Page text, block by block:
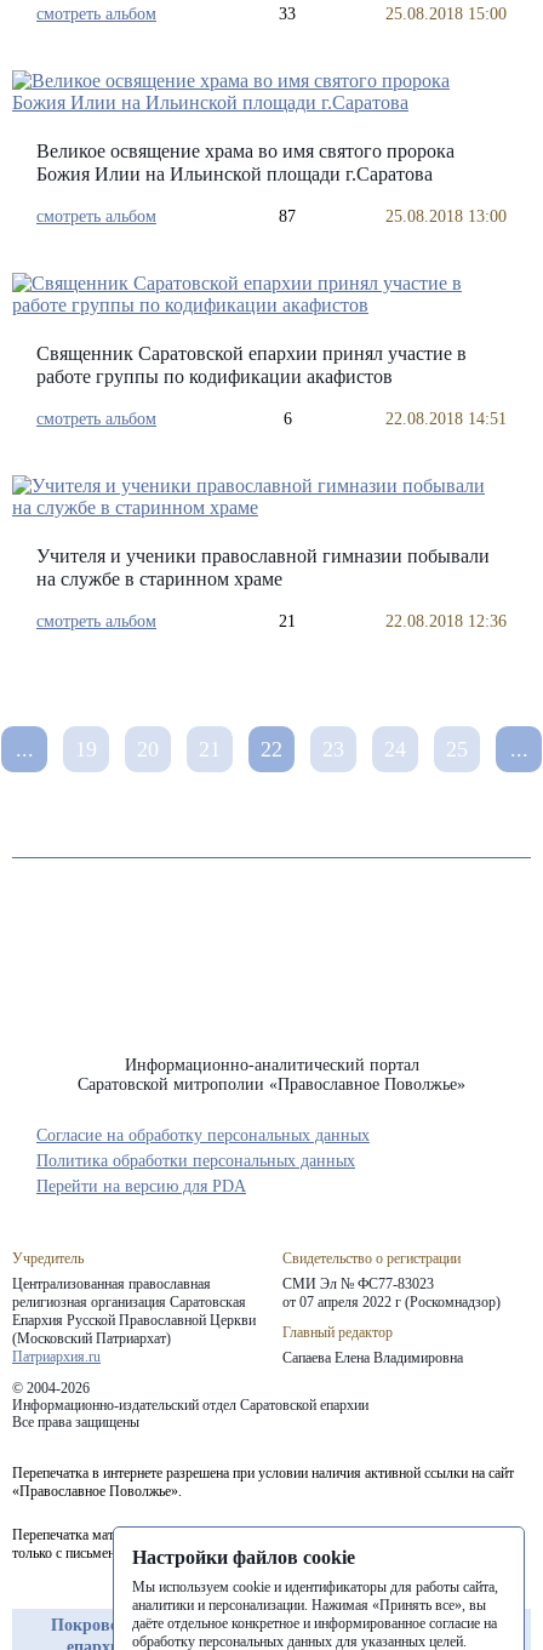
смотреть альбом 33 25.08.2018 15:00
Великое освящение храма во имя святого пророка
Божия Илии на Ильинской площади г.Саратова
смотреть альбом 87 25.08.2018 13:00
Священник Саратовской епархии принял участие в
работе группы по кодификации акафистов
смотреть альбом 6 22.08.2018 14:51
Учителя и ученики православной гимназии побывали
на службе в старинном храме
смотреть альбом 21 22.08.2018 12:36
... 19 20 21 22 23 24 25 ...
Информационно-аналитический портал
Саратовской митрополии «Православное Поволжье»
Учредитель
Централизованная православная
религиозная организация Саратовская
Епархия Русской Православной Церкви
(Московский Патриархат)
Патриархия.ru
Свидетельство о регистрации
СМИ Эл № ФС77-83023
от 07 апреля 2022 г (Роскомнадзор)
Главный редактор
Сапаева Елена Владимировна
© 2004-2026
Информационно-издательский отдел Саратовской епархии
Все права защищены
Согласие на обработку персональных данных
Политика обработки персональных данных
Перепечатка в интернете разрешена при условии наличия активной ссылки на сайт
«Православное Поволжье».
Перепечатка материалов портала в печатных изданиях (книгах, прессе) возможна
только с письменного разрешения редакции.
Покровская
епархия
Балашовская
епархия
Балаковская
епархия
Перейти на версию для PDA
Настройки файлов cookie
Мы используем cookie и идентификаторы для работы сайта,
аналитики и персонализации. Нажимая «Принять все», вы
даёте отдельное конкретное и информированное согласие на
обработку персональных данных для указанных целей.